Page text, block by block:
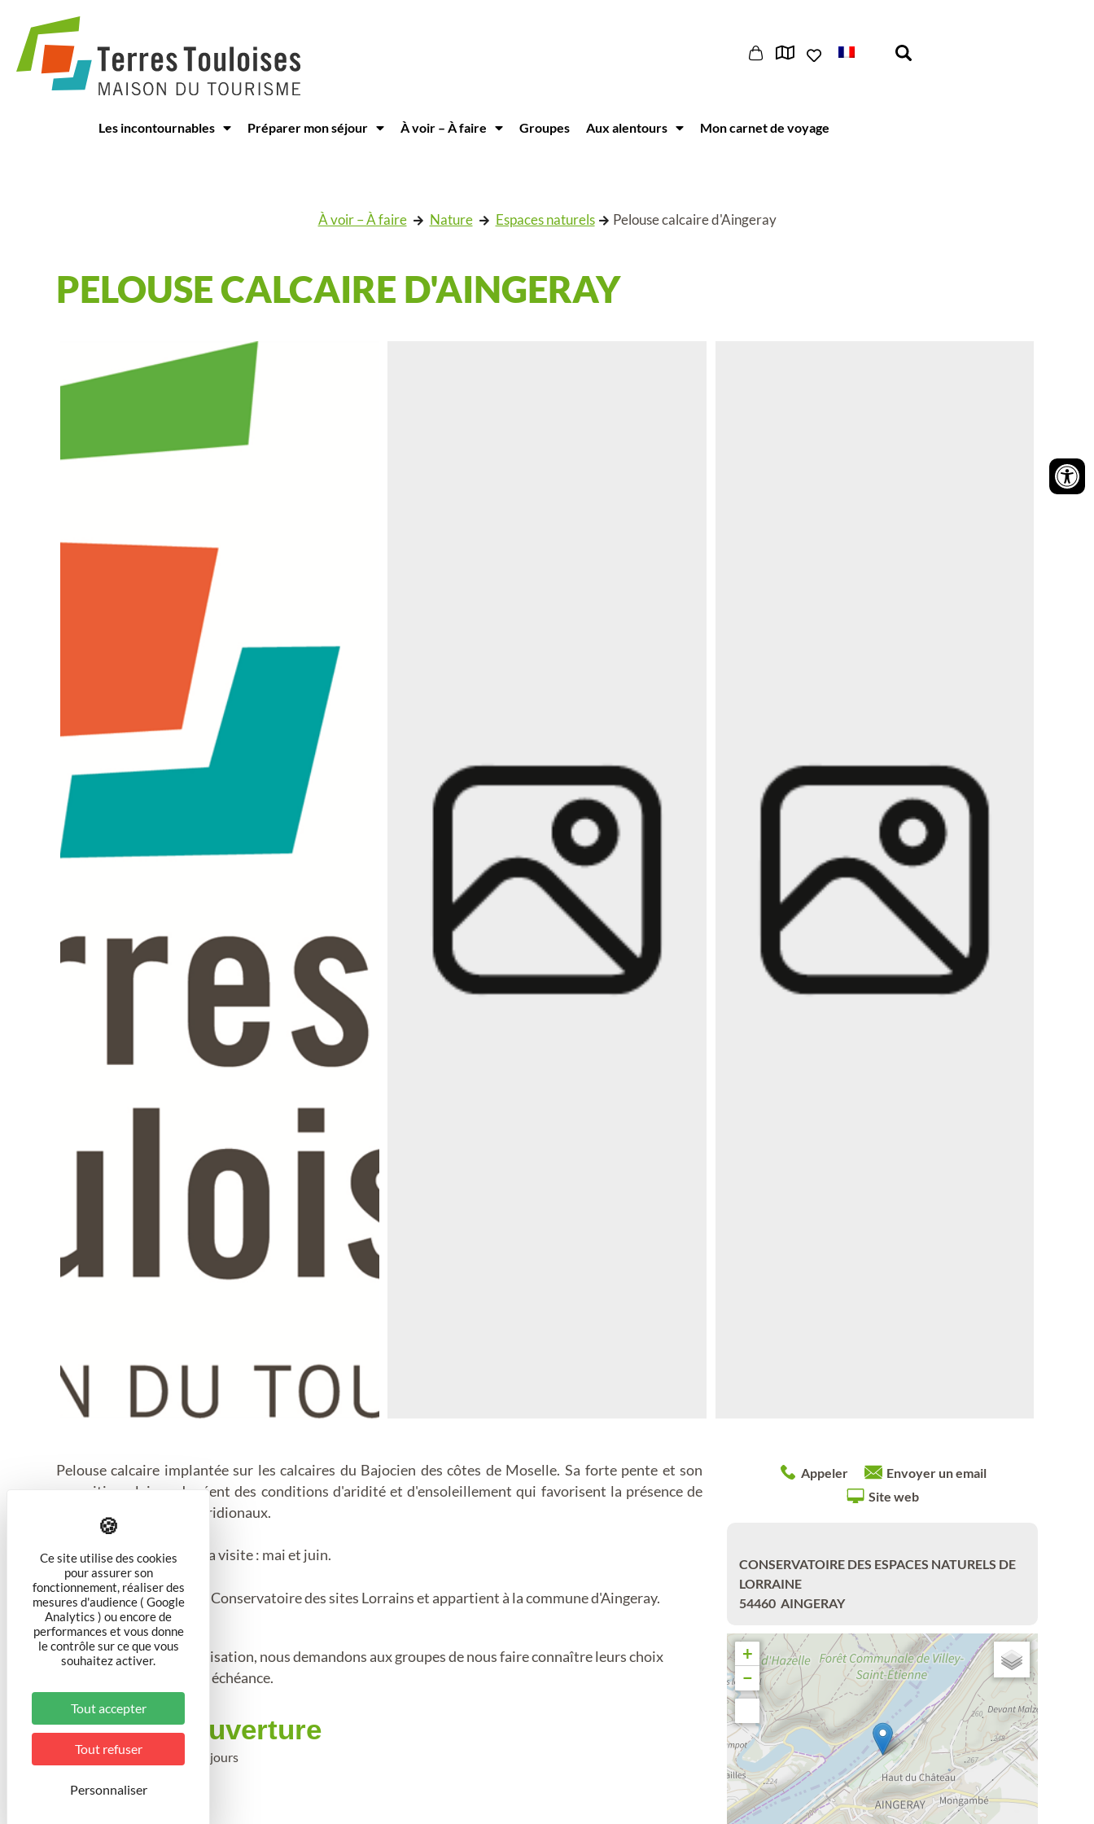
Les incontournables Préparer mon séjour À voir – À faire Groupes Aux alentours Mon carnet de voyage
À voir – À faire Nature Espaces naturels Pelouse calcaire d'Aingeray
PELOUSE CALCAIRE D'AINGERAY
Appeler
Envoyer un email
Site web
CONSERVATOIRE DES ESPACES NATURELS DE
LORRAINE
54460 AINGERAY
+
−
Pelouse calcaire implantée sur les calcaires du Bajocien des côtes de Moselle. Sa forte pente et son
exposition plein sud créent des conditions d'aridité et d'ensoleillement qui favorisent la présence de
plantes et d'insectes méridionaux.
Meilleure période pour la visite : mai et juin.
Le site est protégé par le Conservatoire des sites Lorrains et appartient à la commune d'Aingeray.
Pour des raisons d'organisation, nous demandons aux groupes de nous faire connaître leurs choix
minimum six mois avant échéance.
Période d'ouverture
Toute l'année 2025 tous les jours
Ce site utilise des cookies
pour assurer son
fonctionnement, réaliser des
mesures d'audience ( Google
Analytics ) ou encore de
performances et vous donne
le contrôle sur ce que vous
souhaitez activer.
Tout accepter
Tout refuser
Personnaliser